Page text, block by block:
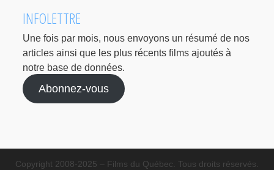
INFOLETTRE
Une fois par mois, nous envoyons un résumé de nos
articles ainsi que les plus récents films ajoutés à
notre base de données.
Abonnez-vous
Copyright 2008-2025 – Films du Québec. Tous droits réservés.